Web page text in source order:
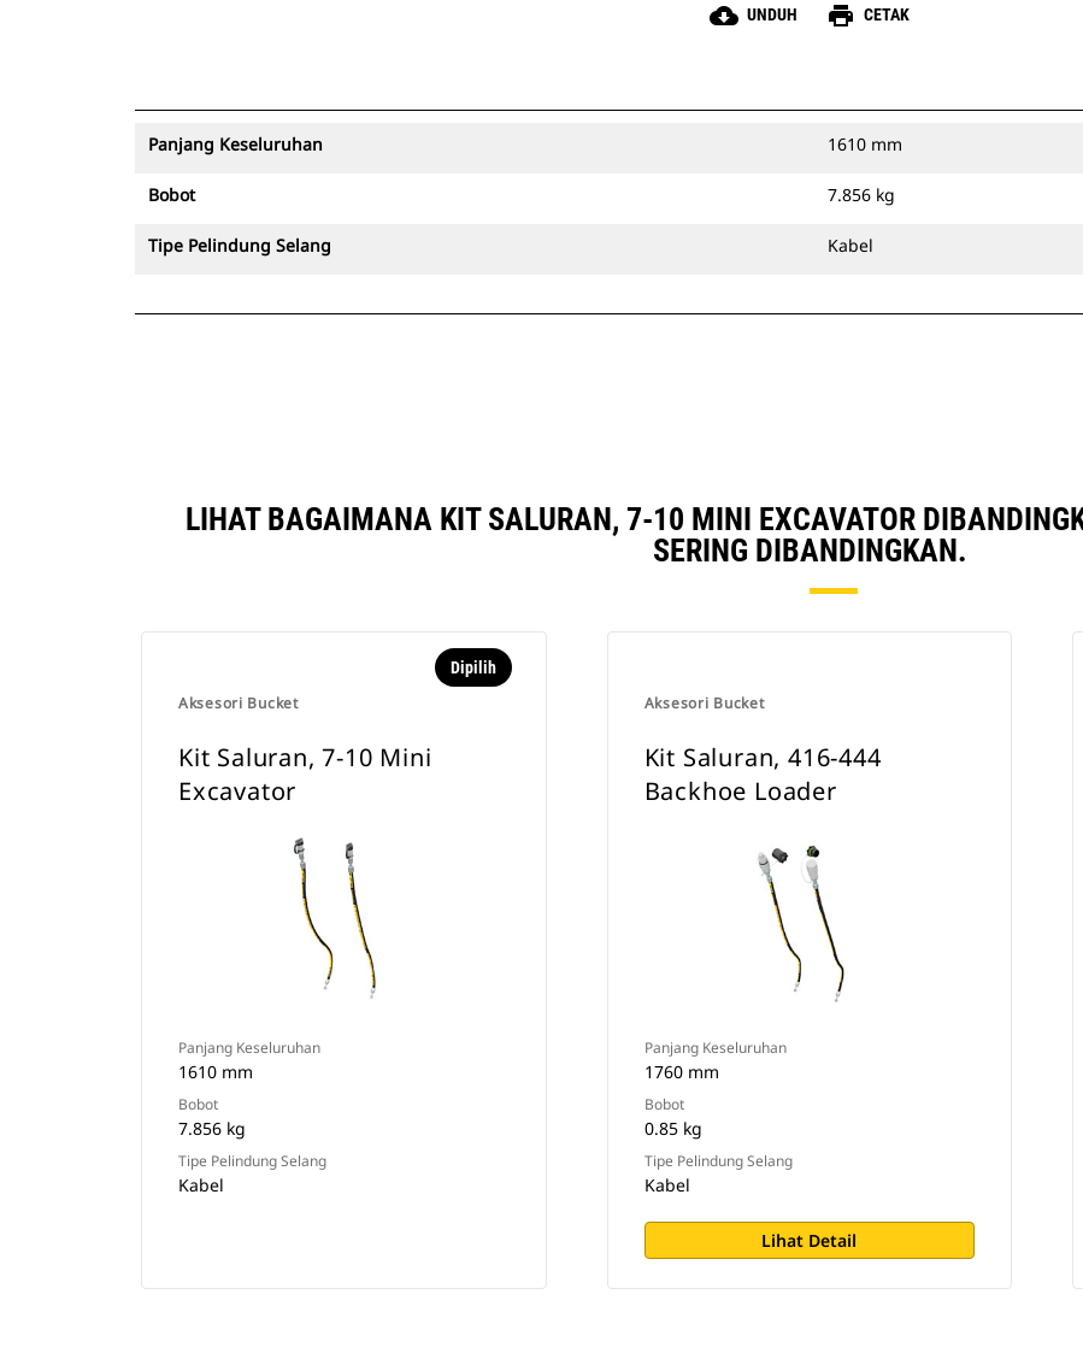
cloud_download UNDUH print CETAK
Panjang Keseluruhan 1610 mm
Bobot 7.856 kg
Tipe Pelindung Selang Kabel
LIHAT BAGAIMANA KIT SALURAN, 7-10 MINI EXCAVATOR
SERING DIBANDINGKAN.
Aksesori Bucket
Dipilih
Kit Saluran, 7-10 Mini
Excavator
Panjang Keseluruhan
1610 mm
Bobot
7.856 kg
Tipe Pelindung Selang
Kabel
Aksesori Bucket
Kit Saluran, 416-444
Backhoe Loader
Panjang Keseluruhan
1760 mm
Bobot
0.85 kg
Tipe Pelindung Selang
Kabel
Lihat Detail